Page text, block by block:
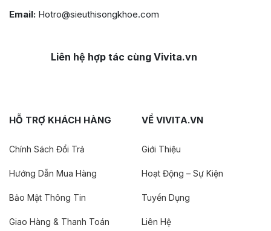
Email: Hotro@sieuthisongkhoe.com
Liên hệ hợp tác cùng Vivita.vn
HỖ TRỢ KHÁCH HÀNG
Chính Sách Đổi Trả
Hướng Dẫn Mua Hàng
Bảo Mật Thông Tin
Giao Hàng & Thanh Toán
VỀ VIVITA.VN
Giới Thiệu
Hoạt Động – Sự Kiện
Tuyển Dụng
Liên Hệ